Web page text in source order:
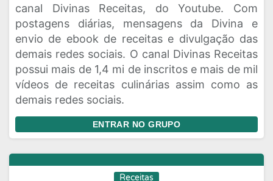
canal Divinas Receitas, do Youtube. Com
postagens diárias, mensagens da Divina e
envio de ebook de receitas e divulgação das
demais redes sociais. O canal Divinas Receitas
possui mais de 1,4 mi de inscritos e mais de mil
vídeos de receitas culinárias assim como as
demais redes sociais.
ENTRAR NO GRUPO
Receitas